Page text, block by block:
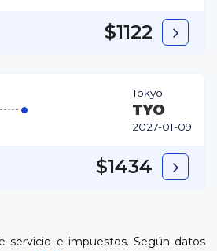
$1122
Tokyo
TYO
2027-01-09
$1434
servicio e impuestos. Según datos